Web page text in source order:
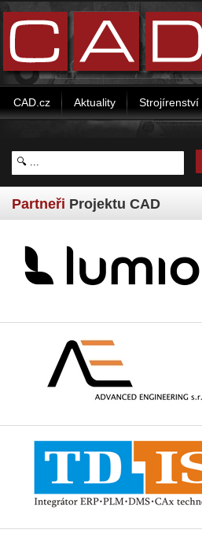
CAD.cz Aktuality Strojírenství
Partneři Projektu CAD